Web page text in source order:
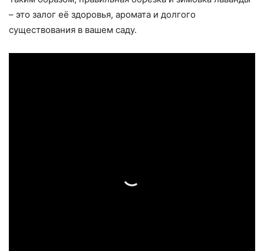
– это залог её здоровья, аромата и долгого
существования в вашем саду.